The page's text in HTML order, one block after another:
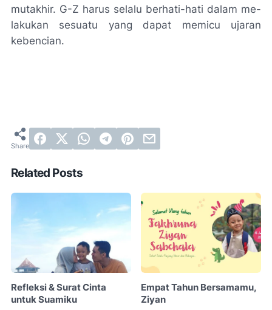
mutakhir. G-Z harus selalu berhati-hati dalam me­
lakukan sesuatu yang dapat memicu ujaran
kebencian.
Related Posts
Refleksi & Surat Cinta
untuk Suamiku
Empat Tahun Bersamamu,
Ziyan